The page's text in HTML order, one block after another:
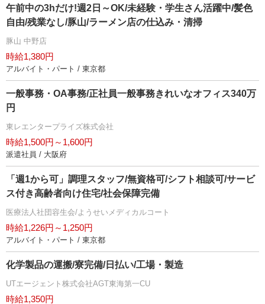
午前中の3hだけ!週2日～OK/未経験・学生さん活躍中/髪色
自由/残業なし/豚山/ラーメン店の仕込み・清掃
豚山 中野店
時給1,380円
アルバイト・パート / 東京都
一般事務・OA事務/正社員一般事務きれいなオフィス340万
円
東レエンタープライズ株式会社
時給1,500円～1,600円
派遣社員 / 大阪府
「週1から可」調理スタッフ/無資格可/シフト相談可/サービ
ス付き高齢者向け住宅/社会保障完備
医療法人社団容生会/ようせいメディカルコート
時給1,226円～1,250円
アルバイト・パート / 東京都
化学製品の運搬/寮完備/日払い/工場・製造
UTエージェント株式会社AGT東海第一CU
時給1,350円